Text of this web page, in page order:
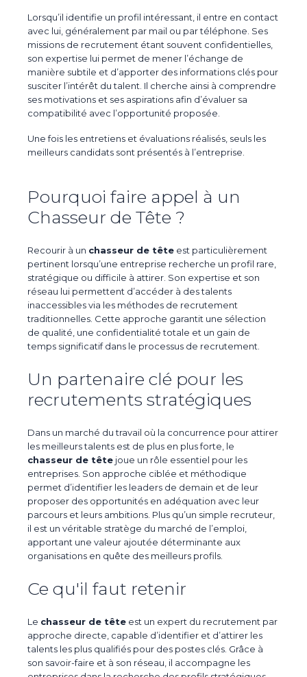
Lorsqu’il identifie un profil intéressant, il entre en contact
avec lui, généralement par mail ou par téléphone. Ses
missions de recrutement étant souvent confidentielles,
son expertise lui permet de mener l’échange de
manière subtile et d’apporter des informations clés pour
susciter l’intérêt du talent. Il cherche ainsi à comprendre
ses motivations et ses aspirations afin d’évaluer sa
compatibilité avec l’opportunité proposée.
Une fois les entretiens et évaluations réalisés, seuls les
meilleurs candidats sont présentés à l’entreprise.
Pourquoi faire appel à un
Chasseur de Tête ?
Recourir à un chasseur de tête est particulièrement
pertinent lorsqu’une entreprise recherche un profil rare,
stratégique ou difficile à attirer. Son expertise et son
réseau lui permettent d’accéder à des talents
inaccessibles via les méthodes de recrutement
traditionnelles. Cette approche garantit une sélection
de qualité, une confidentialité totale et un gain de
temps significatif dans le processus de recrutement.
Un partenaire clé pour les
recrutements stratégiques
Dans un marché du travail où la concurrence pour attirer
les meilleurs talents est de plus en plus forte, le
chasseur de tête joue un rôle essentiel pour les
entreprises. Son approche ciblée et méthodique
permet d’identifier les leaders de demain et de leur
proposer des opportunités en adéquation avec leur
parcours et leurs ambitions. Plus qu’un simple recruteur,
il est un véritable stratège du marché de l’emploi,
apportant une valeur ajoutée déterminante aux
organisations en quête des meilleurs profils.
Ce qu'il faut retenir
Le chasseur de tête est un expert du recrutement par
approche directe, capable d’identifier et d’attirer les
talents les plus qualifiés pour des postes clés. Grâce à
son savoir-faire et à son réseau, il accompagne les